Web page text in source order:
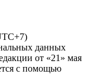
данных
от «21» мая
с помощью